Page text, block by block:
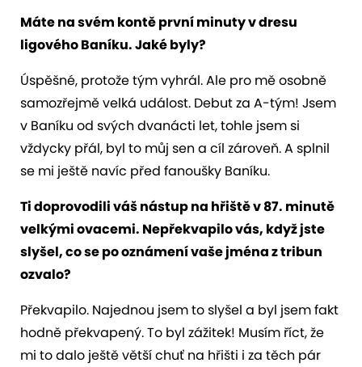
Máte na svém kontě první minuty v dresu
ligového Baníku. Jaké byly?
Úspěšné, protože tým vyhrál. Ale pro mě osobně
samozřejmě velká událost. Debut za A-tým! Jsem
v Baníku od svých dvanácti let, tohle jsem si
vždycky přál, byl to můj sen a cíl zároveň. A splnil
se mi ještě navíc před fanoušky Baníku.
Ti doprovodili váš nástup na hřiště v 87. minutě
velkými ovacemi. Nepřekvapilo vás, když jste
slyšel, co se po oznámení vaše jména z tribun
ozvalo?
Překvapilo. Najednou jsem to slyšel a byl jsem fakt
hodně překvapený. To byl zážitek! Musím říct, že
mi to dalo ještě větší chuť na hřišti i za těch pár